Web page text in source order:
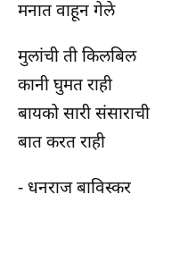
मनात वाहून गेले
मुलांची ती किलबिल
कानी घुमत राही
बायको सारी संसाराची
बात करत राही
- धनराज बाविस्कर